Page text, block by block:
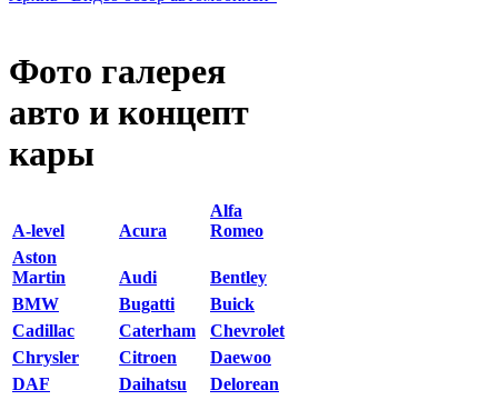
Фото галерея
авто и концепт
кары
A-level Acura
Alfa
Romeo
Aston
Martin
Audi
Bentley
BMW
Bugatti
Buick
Cadillac
Caterham
Chevrolet
Chrysler
Citroen
Daewoo
DAF
Daihatsu
Delorean